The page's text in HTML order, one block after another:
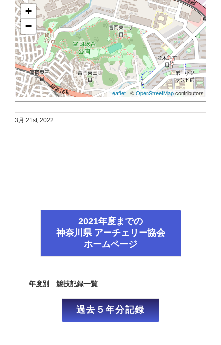
+
−
Leaflet | ©OpenStreetMapcontributors
3月 21st, 2022
2021年度までの
神奈川県 アーチェリー協会
ホームページ
年度別 競技記録一覧
過去５年分記録